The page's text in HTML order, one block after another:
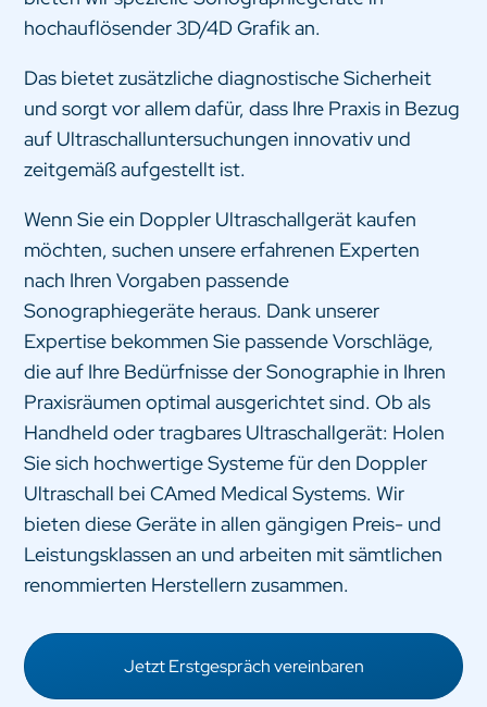
hochauflösender 3D/4D Grafik an.
Das bietet zusätzliche diagnostische Sicherheit
und sorgt vor allem dafür, dass Ihre Praxis in Bezug
auf Ultraschalluntersuchungen innovativ und
zeitgemäß aufgestellt ist.
Wenn Sie ein Doppler Ultraschallgerät kaufen
möchten, suchen unsere erfahrenen Experten
nach Ihren Vorgaben passende
Sonographiegeräte heraus. Dank unserer
Expertise bekommen Sie passende Vorschläge,
die auf Ihre Bedürfnisse der Sonographie in Ihren
Praxisräumen optimal ausgerichtet sind. Ob als
Handheld oder tragbares Ultraschallgerät: Holen
Sie sich hochwertige Systeme für den Doppler
Ultraschall bei CAmed Medical Systems. Wir
bieten diese Geräte in allen gängigen Preis- und
Leistungsklassen an und arbeiten mit sämtlichen
renommierten Herstellern zusammen.
Jetzt Erstgespräch vereinbaren